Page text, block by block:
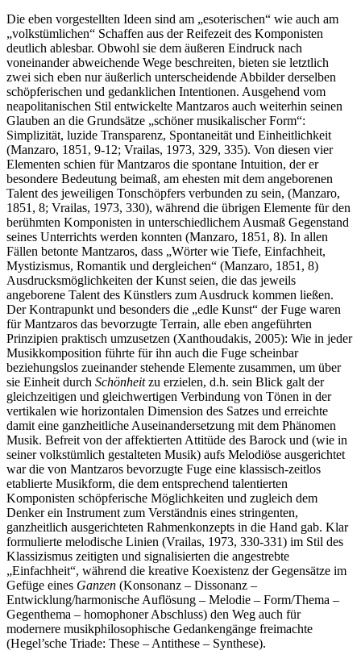
Die eben vorgestellten Ideen sind am „esoterischen“ wie auch am
„volkstümlichen“ Schaffen aus der Reifezeit des Komponisten
deutlich ablesbar. Obwohl sie dem äußeren Eindruck nach
voneinander abweichende Wege beschreiten, bieten sie letztlich
zwei sich eben nur äußerlich unterscheidende Abbilder derselben
schöpferischen und gedanklichen Intentionen. Ausgehend vom
neapolitanischen Stil entwickelte Mantzaros auch weiterhin seinen
Glauben an die Grundsätze „schöner musikalischer Form“:
Simplizität, luzide Transparenz, Spontaneität und Einheitlichkeit
(Manzaro, 1851, 9-12; Vrailas, 1973, 329, 335). Von diesen vier
Elementen schien für Mantzaros die spontane Intuition, der er
besondere Bedeutung beimaß, am ehesten mit dem angeborenen
Talent des jeweiligen Tonschöpfers verbunden zu sein, (Manzaro,
1851, 8; Vrailas, 1973, 330), während die übrigen Elemente für den
berühmten Komponisten in unterschiedlichem Ausmaß Gegenstand
seines Unterrichts werden konnten (Manzaro, 1851, 8). In allen
Fällen betonte Mantzaros, dass „Wörter wie Tiefe, Einfachheit,
Mystizismus, Romantik und dergleichen“ (Manzaro, 1851, 8)
Ausdrucksmöglichkeiten der Kunst seien, die das jeweils
angeborene Talent des Künstlers zum Ausdruck kommen ließen.
Der Kontrapunkt und besonders die „edle Kunst“ der Fuge waren
für Mantzaros das bevorzugte Terrain, alle eben angeführten
Prinzipien praktisch umzusetzen (Xanthoudakis, 2005): Wie in jeder
Musikkomposition führte für ihn auch die Fuge scheinbar
beziehungslos zueinander stehende Elemente zusammen, um über
sie Einheit durch Schönheitzu erzielen, d.h. sein Blick galt der
gleichzeitigen und gleichwertigen Verbindung von Tönen in der
vertikalen wie horizontalen Dimension des Satzes und erreichte
damit eine ganzheitliche Auseinandersetzung mit dem Phänomen
Musik. Befreit von der affektierten Attitüde des Barock und (wie in
seiner volkstümlich gestalteten Musik) aufs Melodiöse ausgerichtet
war die von Mantzaros bevorzugte Fuge eine klassisch-zeitlos
etablierte Musikform, die dem entsprechend talentierten
Komponisten schöpferische Möglichkeiten und zugleich dem
Denker ein Instrument zum Verständnis eines stringenten,
ganzheitlich ausgerichteten Rahmenkonzepts in die Hand gab. Klar
formulierte melodische Linien (Vrailas, 1973, 330-331) im Stil des
Klassizismus zeitigten und signalisierten die angestrebte
„Einfachheit“, während die kreative Koexistenz der Gegensätze im
Gefüge eines Ganzen (Konsonanz – Dissonanz –
Entwicklung/harmonische Auflösung – Melodie – Form/Thema –
Gegenthema – homophoner Abschluss) den Weg auch für
modernere musikphilosophische Gedankengänge freimachte
(Hegel’sche Triade: These – Antithese – Synthese).